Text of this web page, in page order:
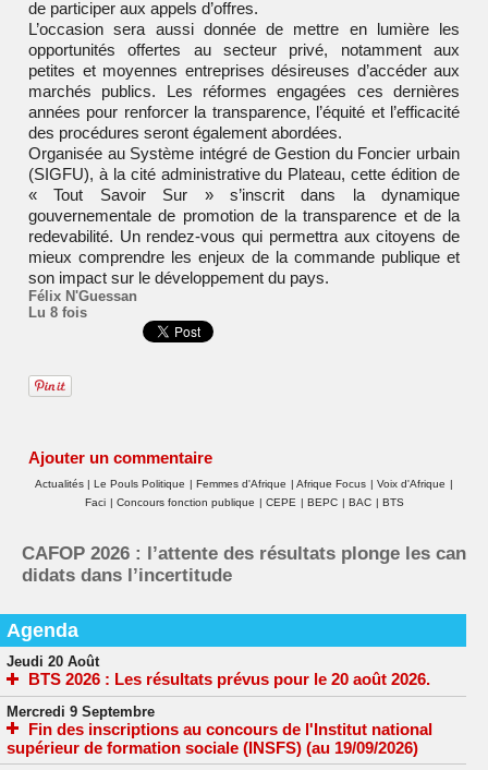
de participer aux appels d’offres.
L’occasion sera aussi donnée de mettre en lumière les
opportunités offertes au secteur privé, notamment aux
petites et moyennes entreprises désireuses d’accéder aux
marchés publics. Les réformes engagées ces dernières
années pour renforcer la transparence, l’équité et l’efficacité
des procédures seront également abordées.
Organisée au Système intégré de Gestion du Foncier urbain
(SIGFU), à la cité administrative du Plateau, cette édition de
« Tout Savoir Sur » s’inscrit dans la dynamique
gouvernementale de promotion de la transparence et de la
redevabilité. Un rendez-vous qui permettra aux citoyens de
mieux comprendre les enjeux de la commande publique et
son impact sur le développement du pays.
Félix N'Guessan
Lu 8 fois
Ajouter un commentaire
Actualités | Le Pouls Politique | Femmes d'Afrique | Afrique Focus | Voix d'Afrique |
Faci | Concours fonction publique | CEPE | BEPC | BAC | BTS
Concours INFAS 2026 : les candidats toujours dan
s l’attente de la mise en ligne des convocations
Agenda
Jeudi 20 Août
BTS 2026 : Les résultats prévus pour le 20 août 2026.
Mercredi 9 Septembre
Fin des inscriptions au concours de l'Institut national
supérieur de formation sociale (INSFS) (au 19/09/2026)